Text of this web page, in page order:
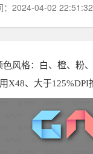
：2024-04-02 22:51:32
风格：白、橙、粉
X48、大于125%DPI